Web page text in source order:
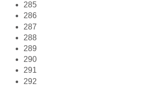
285
286
287
288
289
290
291
292